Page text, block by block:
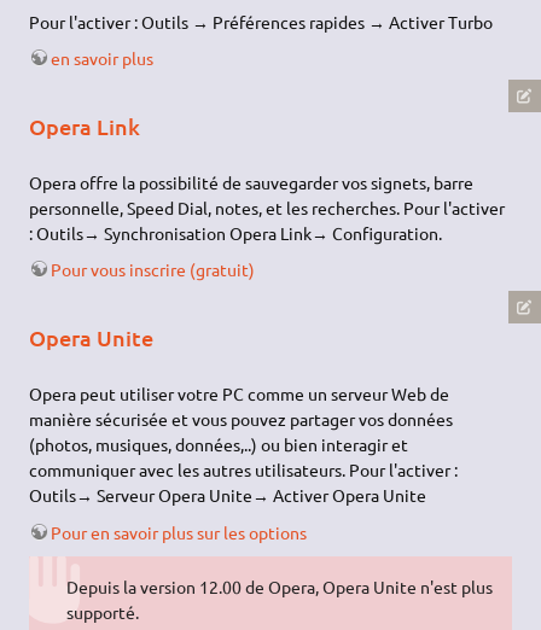
Pour l'activer : Outils → Préférences rapides → Activer Turbo
en savoir plus
Opera Link
Opera offre la possibilité de sauvegarder vos signets, barre
personnelle, Speed Dial, notes, et les recherches. Pour l'activer
: Outils→ Synchronisation Opera Link→ Configuration.
Pour vous inscrire (gratuit)
Opera Unite
Opera peut utiliser votre PC comme un serveur Web de
manière sécurisée et vous pouvez partager vos données
(photos, musiques, données,..) ou bien interagir et
communiquer avec les autres utilisateurs. Pour l'activer :
Outils→ Serveur Opera Unite→ Activer Opera Unite
Pour en savoir plus sur les options
Depuis la version 12.00 de Opera, Opera Unite n'est plus
supporté.